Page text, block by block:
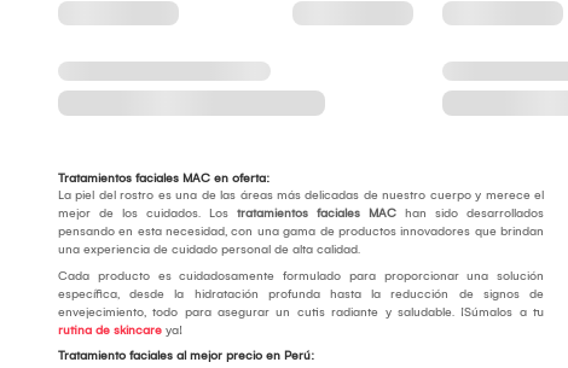
Tratamientos faciales MAC en oferta:
La piel del rostro es una de las áreas más delicadas de nuestro cuerpo y merece el
mejor de los cuidados. Los tratamientos faciales MAC han sido desarrollados
pensando en esta necesidad, con una gama de productos innovadores que brindan
una experiencia de cuidado personal de alta calidad.
Cada producto es cuidadosamente formulado para proporcionar una solución
específica, desde la hidratación profunda hasta la reducción de signos de
envejecimiento, todo para asegurar un cutis radiante y saludable. ¡Súmalos a tu
rutina de skincare ya!
Tratamiento faciales al mejor precio en Perú: